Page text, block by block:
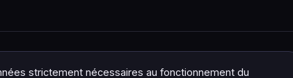
strictement nécessaires au fonctionnement du